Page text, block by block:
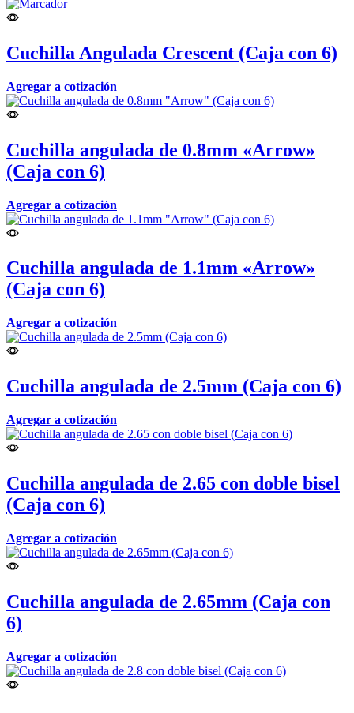
Cuchilla Angulada Crescent (Caja con 6)
Agregar a cotización
Cuchilla angulada de 0.8mm «Arrow»
(Caja con 6)
Agregar a cotización
Cuchilla angulada de 1.1mm «Arrow»
(Caja con 6)
Agregar a cotización
Cuchilla angulada de 2.5mm (Caja con 6)
Agregar a cotización
Cuchilla angulada de 2.65 con doble bisel
(Caja con 6)
Agregar a cotización
Cuchilla angulada de 2.65mm (Caja con
6)
Agregar a cotización